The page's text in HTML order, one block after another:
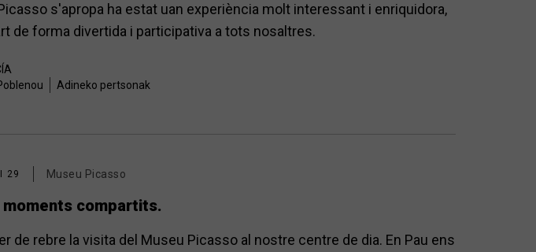
s'apropa ha estat uan experiència molt interessant i enriquidora,
de forma divertida i participativa a tots nosaltres.
Adineko pertsonak
29 Museu Picasso
compartits.
de rebre la visita del Museu Picasso al nostre centre de dia. En Pau ens